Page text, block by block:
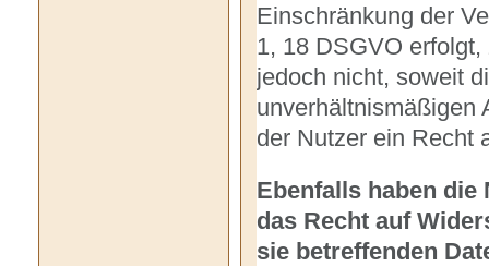
Einschränkung der
1, 18 DSGVO
jedoch nicht, soweit
unverhältnismäßigen
der Nutzer ein Recht
Ebenfalls haben die
das Recht auf
sie betreffenden